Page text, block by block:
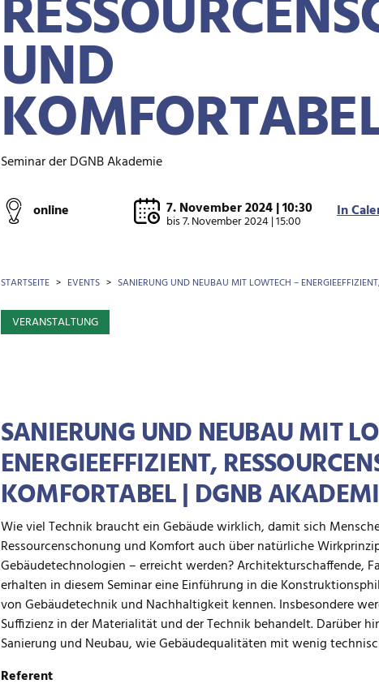
UND
Seminar der DGNB Akademie
online 7. November 2024 | 10:30
bis7. November 2024 | 15:00 In
BROTKRÜMEL
STARTSEITE EVENTS SANIERUNG UND NEUBAU MIT LOWTECH –
VERANSTALTUNG
SANIERUNG UND NEUBAU MIT
ENERGIEEFFIZIENT,
KOMFORTABEL | DGNB
Wie viel Technik braucht ein Gebäude wirklich, damit sich
Ressourcenschonung und Komfort auch über natürliche
Gebäudetechnologien – erreicht werden? Architekturschaffende,
erhalten in diesem Seminar eine Einführung in die
von Gebäudetechnik und Nachhaltigkeit kennen. Insbesondere
Suffizienz in der Materialität und der Technik behandelt. Darüber
Sanierung und Neubau, wie Gebäudequalitäten mit wenig
Referent